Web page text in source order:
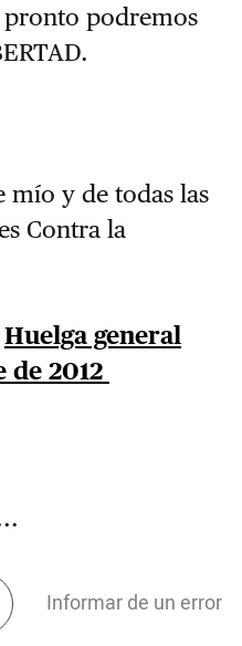
podremos
mío y de todas las
Contra la
Huelga general
de 2012
Informar de un error